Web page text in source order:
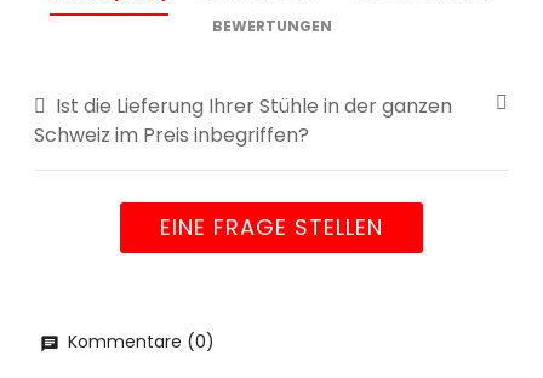
BEWERTUNGEN
Ist die Lieferung Ihrer Stühle in der ganzen
Schweiz im Preis inbegriffen?
EINE FRAGE STELLEN
Kommentare (0)